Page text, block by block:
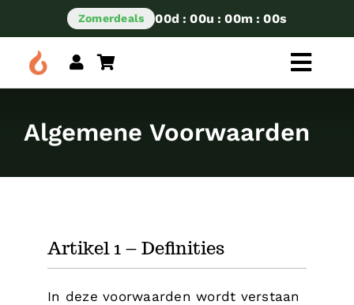
to
content
Zomerdeals 00d : 00u : 00m : 00s
Algemene Voorwaarden
Artikel 1 – Definities
In deze voorwaarden wordt verstaan